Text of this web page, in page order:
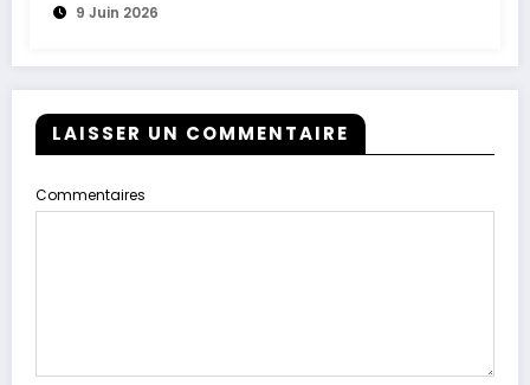
9 Juin 2026
LAISSER UN COMMENTAIRE
Commentaires